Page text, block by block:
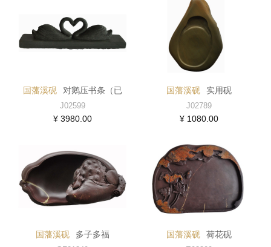
国藩溪砚
对鹅压书条（已
J02599
¥ 3980.00
国藩溪砚 实用砚
J02789
¥ 1080.00
国藩溪砚 多子多福 国藩溪砚 荷花砚